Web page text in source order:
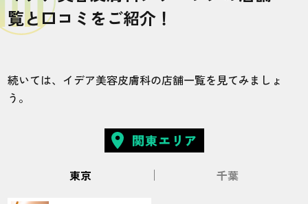
覧と口コミをご紹介！
続いては、イデア美容皮膚科の店舗一覧を見てみましょ
う。
関東エリア
東京 千葉